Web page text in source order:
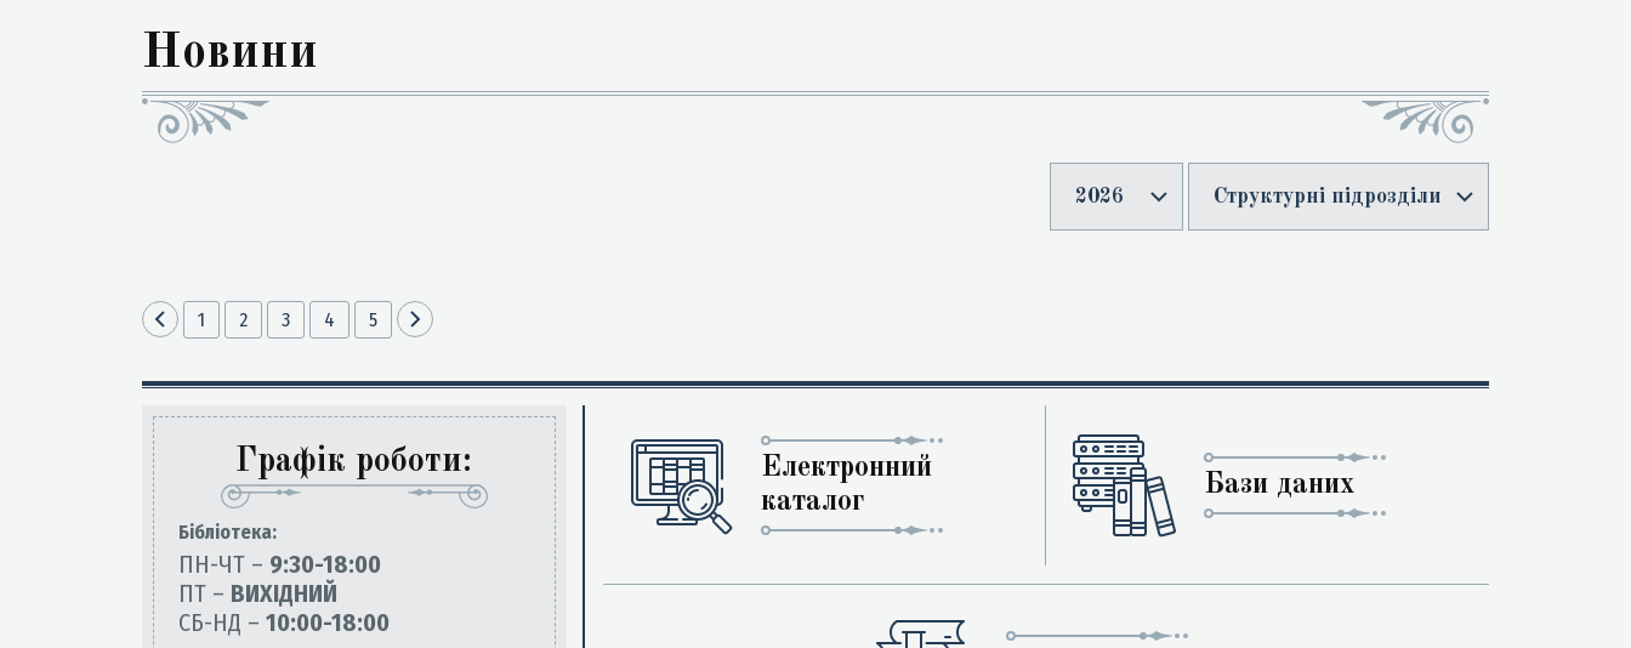
Новини
2026 Структурні підрозділи
1 2 3 4 5
Графік роботи:
Бiблiотека:
ПН-ЧТ – 9:30-18:00
ПТ – ВИХІДНИЙ
СБ-НД – 10:00-18:00
Електронний
каталог
Бази даних